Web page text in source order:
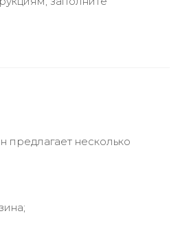
предлагает несколько